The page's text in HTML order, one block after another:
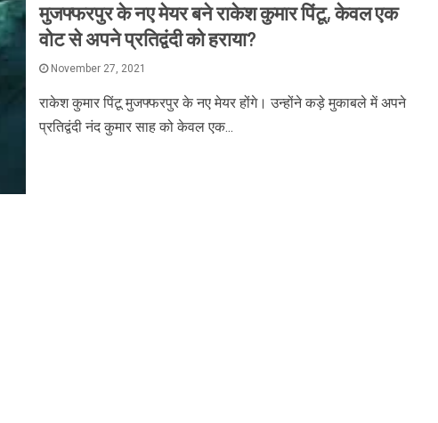
मुजफ्फरपुर के नए मेयर बने राकेश कुमार पिंटू, केवल एक
वोट से अपने प्रतिद्वंदी को हराया?
November 27, 2021
राकेश कुमार पिंटू मुजफ्फरपुर के नए मेयर होंगे। उन्होंने कड़े मुकाबले में अपने
प्रतिद्वंदी नंद कुमार साह को केवल एक...